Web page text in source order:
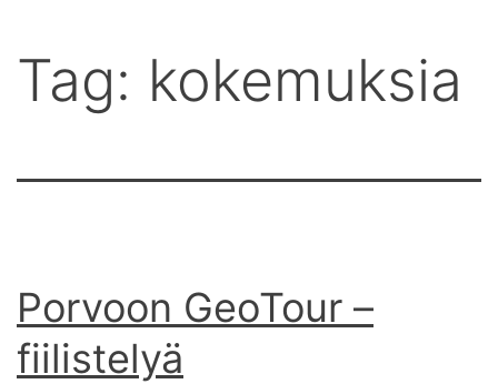
Tag: kokemuksia
Porvoon GeoTour –
fiilistelyä